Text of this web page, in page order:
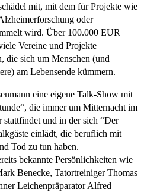
mit, mit dem für Projekte wie
oder
wird. Über 100.000 EUR
Vereine und Projekte
die sich um Menschen (und
am Lebensende kümmern.
eine eigene Talk-Show mit
die immer um Mitternacht im
und in der sich “Der
einlädt, die beruflich mit
Tod zu tun haben.
bekannte Persönlichkeiten wie
Benecke, Tatortreiniger Thomas
Leichenpräparator Alfred